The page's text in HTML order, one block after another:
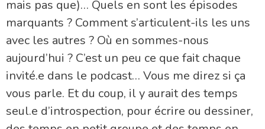
mais pas que)… Quels en sont les épisodes
marquants ? Comment s’articulent-ils les uns
avec les autres ? Où en sommes-nous
aujourd’hui ? C’est un peu ce que fait chaque
invité.e dans le podcast… Vous me direz si ça
vous parle. Et du coup, il y aurait des temps
seul.e d’introspection, pour écrire ou dessiner,